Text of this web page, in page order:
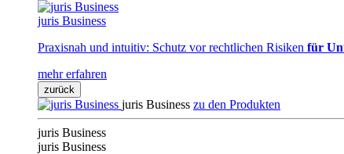
juris Business
Praxisnah und intuitiv: Schutz vor rechtlichen Risiken für
mehr erfahren
zurück
juris Business zu den Produkten
juris Business
juris Business